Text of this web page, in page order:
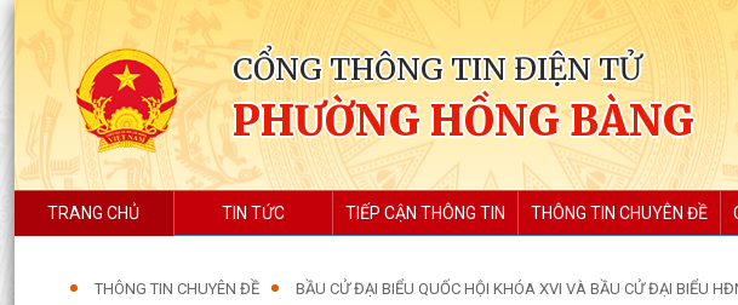
CỔNG THÔNG TIN ĐIỆN TỬ
PHƯỜNG HỒNG BÀNG
TRANG CHỦ TIN TỨC TIẾP CẬN THÔNG TIN THÔNG TIN CHUYÊN ĐỀ
THÔNG TIN CHUYÊN ĐỀ BẦU CỬ ĐẠI BIỂU QUỐC HỘI KHÓA XVI VÀ BẦU CỬ ĐẠI BIỂU